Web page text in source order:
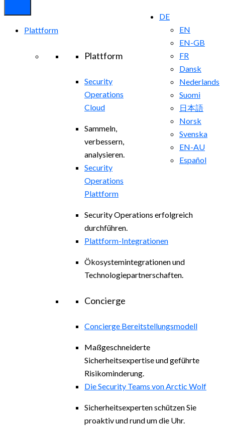
DE
EN
EN-GB
FR
Dansk
Nederlands
Suomi
日本語
Norsk
Svenska
EN-AU
Español
Plattform
Plattform
Security
Operations
Cloud
Sammeln,
verbessern,
analysieren.
Security
Operations
Plattform
Security Operations erfolgreich
durchführen.
Plattform-Integrationen
Ökosystemintegrationen und
Technologiepartnerschaften.
Concierge
Concierge Bereitstellungsmodell
Maßgeschneiderte
Sicherheitsexpertise und geführte
Risikominderung.
Die Security Teams von Arctic Wolf
Sicherheitsexperten schützen Sie
proaktiv und rund um die Uhr.